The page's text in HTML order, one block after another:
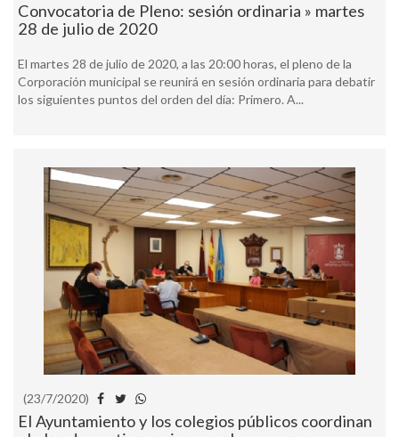
Convocatoria de Pleno: sesión ordinaria » martes
28 de julio de 2020
El martes 28 de julio de 2020, a las 20:00 horas, el pleno de la
Corporación municipal se reunirá en sesión ordinaria para debatir
los siguientes puntos del orden del día: Primero. A...
(23/7/2020)
El Ayuntamiento y los colegios públicos coordinan